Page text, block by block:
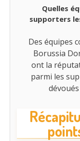
Quelles
supporters
Des équipes
Borussia
ont la
parmi les